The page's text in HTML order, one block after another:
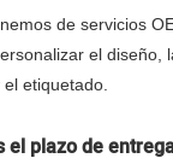
de servicios
el diseño,
etiquetado.
el plazo de